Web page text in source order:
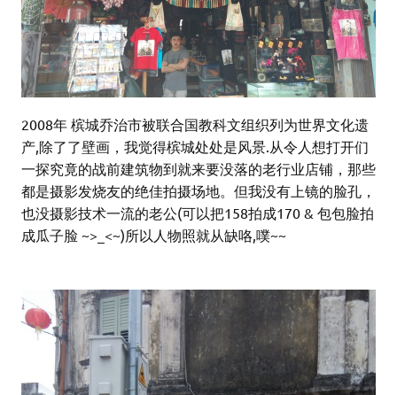
2008年 槟城乔治市被联合国教科文组织列为世界文化遗
产,除了了壁画，我觉得槟城处处是风景.从令人想打开们
一探究竟的战前建筑物到就来要没落的老行业店铺，那些
都是摄影发烧友的绝佳拍摄场地。但我没有上镜的脸孔，
也没摄影技术一流的老公(可以把158拍成170 & 包包脸拍
成瓜子脸 ~>_<~)所以人物照就从缺咯,噗~~